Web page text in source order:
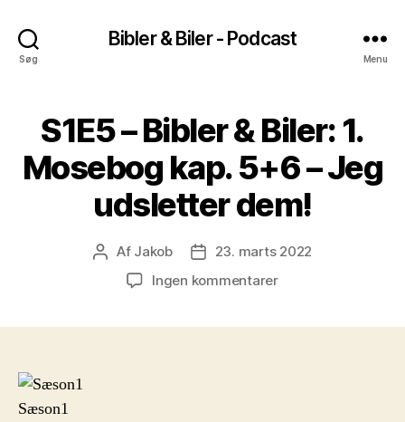
Søg
Bibler & Biler - Podcast
Menu
S1E5 – Bibler & Biler: 1.
Mosebog kap. 5+6 – Jeg
udsletter dem!
Indlægsforfatter
Af Jakob Indlægsdato
23. marts 2022
Ingen kommentarertil
Sæson1